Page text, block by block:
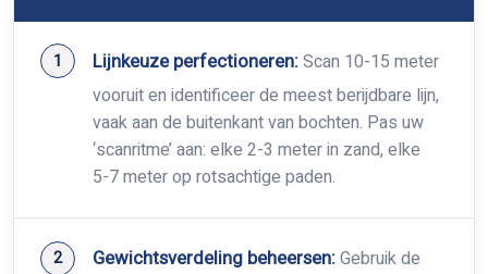
Lijnkeuze perfectioneren:Scan 10-15 meter
vooruit en identificeer de meest berijdbare lijn,
vaak aan de buitenkant van bochten. Pas uw
‘scanritme’ aan: elke 2-3 meter in zand, elke
5-7 meter op rotsachtige paden.
Gewichtsverdeling beheersen:Gebruik de